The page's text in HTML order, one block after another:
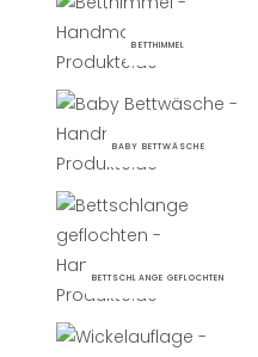
BETTHIMMEL
BABY BETTWÄSCHE
BETTSCHLANGE GEFLOCHTEN